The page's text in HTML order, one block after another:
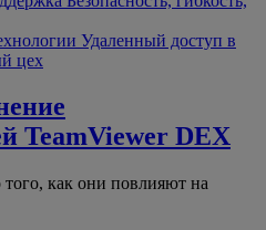
Удаленный доступ в
цех
TeamViewer DEX
как они повлияют на